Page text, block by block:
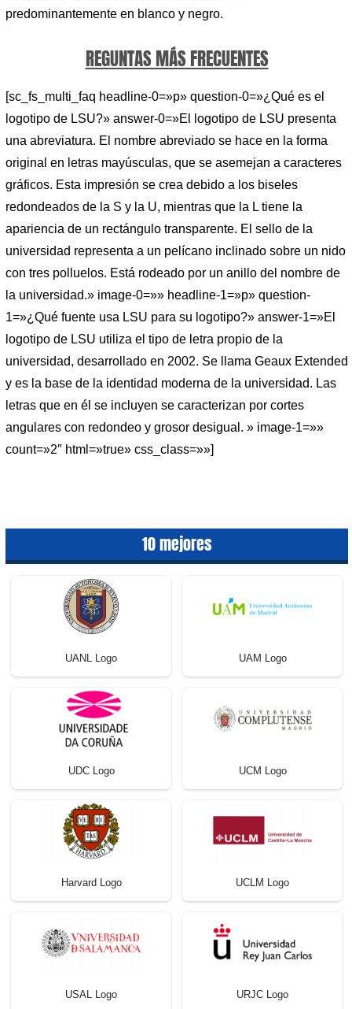
predominantemente en blanco y negro.
REGUNTAS MÁS FRECUENTES
[sc_fs_multi_faq headline-0=»p» question-0=»¿Qué es el
logotipo de LSU?» answer-0=»El logotipo de LSU presenta
una abreviatura. El nombre abreviado se hace en la forma
original en letras mayúsculas, que se asemejan a caracteres
gráficos. Esta impresión se crea debido a los biseles
redondeados de la S y la U, mientras que la L tiene la
apariencia de un rectángulo transparente. El sello de la
universidad representa a un pelícano inclinado sobre un nido
con tres polluelos. Está rodeado por un anillo del nombre de
la universidad.» image-0=»» headline-1=»p» question-
1=»¿Qué fuente usa LSU para su logotipo?» answer-1=»El
logotipo de LSU utiliza el tipo de letra propio de la
universidad, desarrollado en 2002. Se llama Geaux Extended
y es la base de la identidad moderna de la universidad. Las
letras que en él se incluyen se caracterizan por cortes
angulares con redondeo y grosor desigual. » image-1=»»
count=»2″ html=»true» css_class=»»]
10 mejores
UANL Logo UAM Logo
UDC Logo UCM Logo
Harvard Logo UCLM Logo
USAL Logo URJC Logo